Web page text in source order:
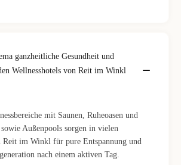
ganzheitliche Gesundheit und
Wellnesshotels von Reit im Winkl
mit Saunen, Ruheoasen und
Außenpools sorgen in vielen
Reit im Winkl für pure Entspannung und
nach einem aktiven Tag.